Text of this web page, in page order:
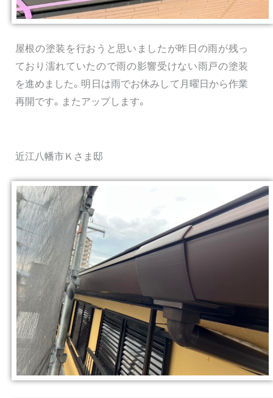
屋根の塗装を行おうと思いましたが昨日の雨が残っ
ており濡れていたので雨の影響受けない雨戸の塗装
を進めました。明日は雨でお休みして月曜日から作業
再開です。またアップします。
近江八幡市Ｋさま邸